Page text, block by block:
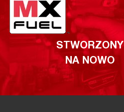
STWORZONY
NA NOWO